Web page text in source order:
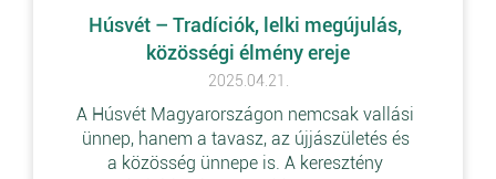
Húsvét – Tradíciók, lelki megújulás,
közösségi élmény ereje
2025.04.21.
A Húsvét Magyarországon nemcsak vallási
ünnep, hanem a tavasz, az újjászületés és
a közösség ünnepe is. A keresztény